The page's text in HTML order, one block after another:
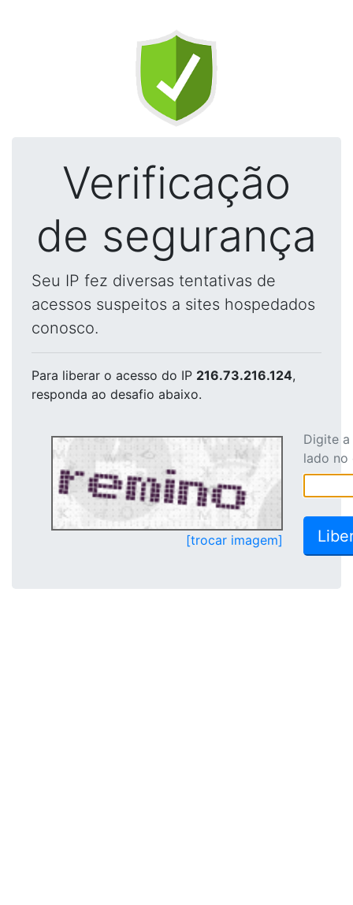
Verificação
de segurança
Seu IP fez diversas tentativas de
acessos suspeitos a sites hospedados
conosco.
Para liberar o acesso do IP 216.73.216.124,
responda ao desafio abaixo.
[trocar imagem]
Digite
lado no